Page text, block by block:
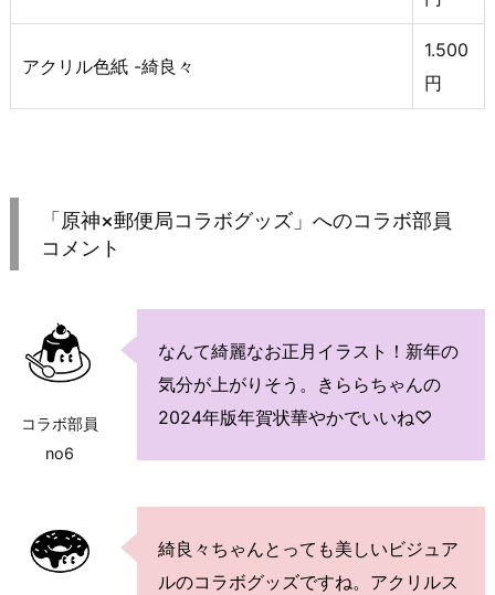
アクリル色紙 -綺良々
1.500
円
「原神×郵便局コラボグッズ」へのコラボ部員
コメント
コラボ部員
no6
なんて綺麗なお正月イラスト！新年の
気分が上がりそう。きららちゃんの
2024年版年賀状華やかでいいね♡
綺良々ちゃんとっても美しいビジュア
ルのコラボグッズですね。アクリルス